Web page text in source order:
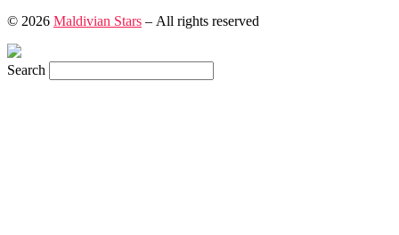
© 2026 Maldivian Stars – All rights reserved
Search